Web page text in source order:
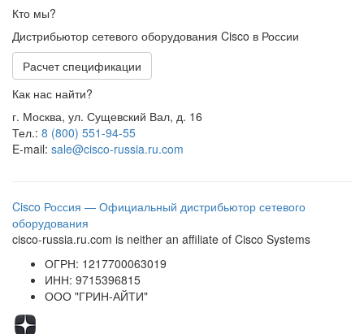
Кто мы?
Дистрибьютор сетевого оборудования Cisco в России
Расчет спецификации
Как нас найти?
г. Москва, ул. Сущевский Вал, д. 16
Тел.: 8 (800) 551-94-55
E-mail: sale@cisco-russia.ru.com
Cisco Россия — Официальный дистрибьютор сетевого
оборудования
cisco-russia.ru.com is neither an affiliate of Cisco Systems
ОГРН: 1217700063019
ИНН: 9715396815
ООО "ГРИН-АЙТИ"